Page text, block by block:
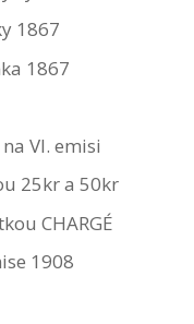
1867
1867
VI. emisi
25kr a 50kr
CHARGÉ
1908